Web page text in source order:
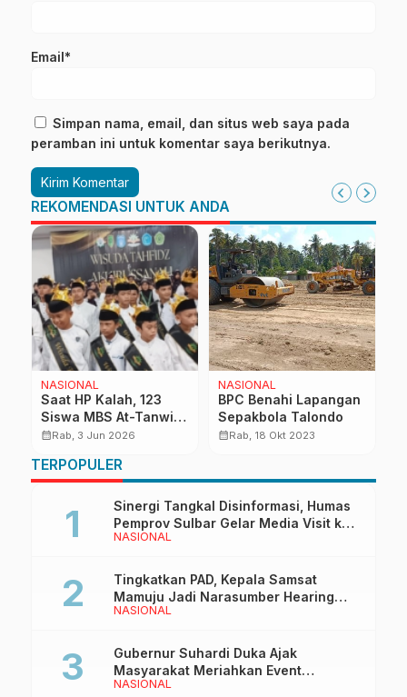
Email*
Simpan nama, email, dan situs web saya pada
peramban ini untuk komentar saya berikutnya.
REKOMENDASI UNTUK ANDA
NASIONAL
Saat HP Kalah, 123
Siswa MBS At-Tanwir
Mamuju Hafidz Al-
calendar_monthRab, 3 Jun 2026
NASIONAL
BPC Benahi Lapangan
Sepakbola Talondo
calendar_monthRab, 18 Okt 2023
TERPOPULER
NASIONAL
Sinergi Tangkal Disinformasi, Humas
Pemprov Sulbar Gelar Media Visit ke
Kantor Redaksi di Mamuju
NASIONAL
Tingkatkan PAD, Kepala Samsat
Mamuju Jadi Narasumber Hearing
Bersama Wakil Ketua I DPRD Sulbar
NASIONAL
Gubernur Suhardi Duka Ajak
Masyarakat Meriahkan Event
Manakarra Fair 2026